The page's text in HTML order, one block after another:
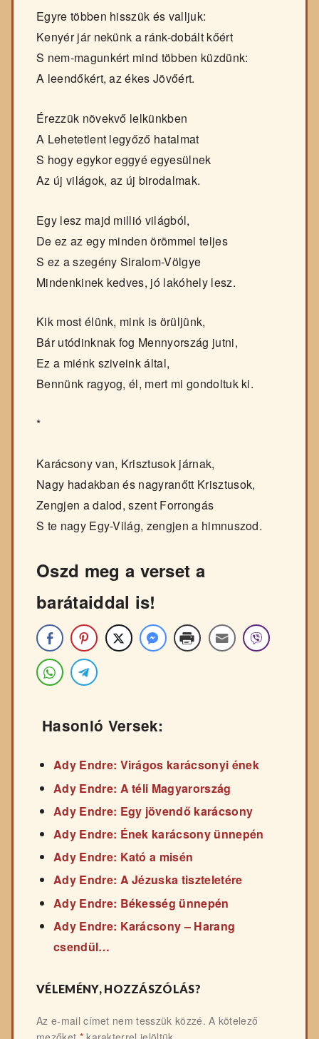
Egyre többen hisszük és valljuk:
Kenyér jár nekünk a ránk-dobált kőért
S nem-magunkért mind többen küzdünk:
A leendőkért, az ékes Jövőért.
Érezzük növekvő lelkünkben
A Lehetetlent legyőző hatalmat
S hogy egykor eggyé egyesülnek
Az új világok, az új birodalmak.
Egy lesz majd millió világból,
De ez az egy minden örömmel teljes
S ez a szegény Siralom-Völgye
Mindenkinek kedves, jó lakóhely lesz.
Kik most élünk, mink is örüljünk,
Bár utódinknak fog Mennyország jutni,
Ez a miénk sziveink által,
Bennünk ragyog, él, mert mi gondoltuk ki.
*
Karácsony van, Krisztusok járnak,
Nagy hadakban és nagyranőtt Krisztusok,
Zengjen a dalod, szent Forrongás
S te nagy Egy-Világ, zengjen a himnuszod.
Oszd meg a verset a
barátaiddal is!
Hasonló Versek:
Ady Endre: Virágos karácsonyi ének
Ady Endre: A téli Magyarország
Ady Endre: Egy jövendő karácsony
Ady Endre: Ének karácsony ünnepén
Ady Endre: Kató a misén
Ady Endre: A Jézuska tiszteletére
Ady Endre: Békesség ünnepén
Ady Endre: Karácsony – Harang
csendül…
VÉLEMÉNY, HOZZÁSZÓLÁS?
Az e-mail címet nem tesszük közzé. A kötelező